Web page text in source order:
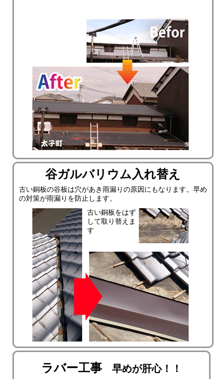
谷ガルバリウム入れ替え
古い銅板の谷板は穴があき雨漏りの原因にもなります。早め
の対策が雨漏りを防止します。
古い銅板をはず
して取り替えま
す
ラバー工事 早めが肝心！！